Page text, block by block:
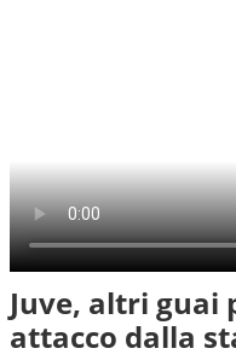
Juve, altri guai
attacco dalla